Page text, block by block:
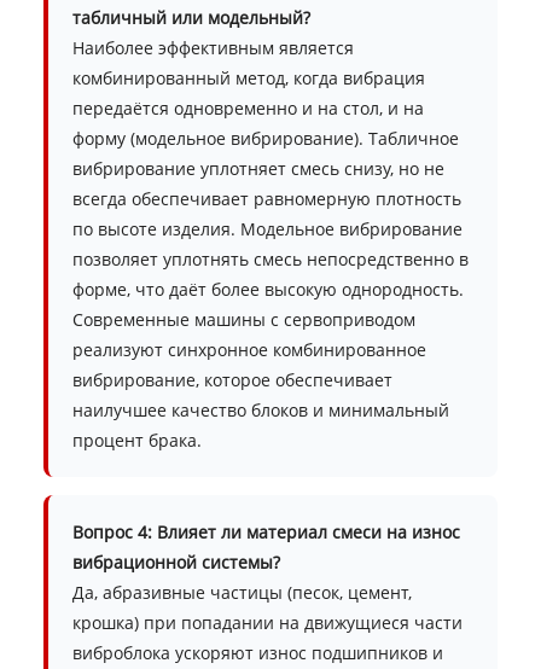
табличный или модельный?
Наиболее эффективным является
комбинированный метод, когда вибрация
передаётся одновременно и на стол, и на
форму (модельное вибрирование). Табличное
вибрирование уплотняет смесь снизу, но не
всегда обеспечивает равномерную плотность
по высоте изделия. Модельное вибрирование
позволяет уплотнять смесь непосредственно в
форме, что даёт более высокую однородность.
Современные машины с сервоприводом
реализуют синхронное комбинированное
вибрирование, которое обеспечивает
наилучшее качество блоков и минимальный
процент брака.
Вопрос 4: Влияет ли материал смеси на износ
вибрационной системы?
Да, абразивные частицы (песок, цемент,
крошка) при попадании на движущиеся части
виброблока ускоряют износ подшипников и